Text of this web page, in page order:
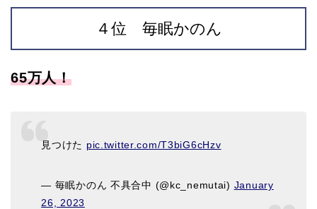
４位 毎眠かのん
65万人！
見つけた pic.twitter.com/T3biG6cHzv
— 毎眠かのん 不具合中 (@kc_nemutai) January
26, 2023